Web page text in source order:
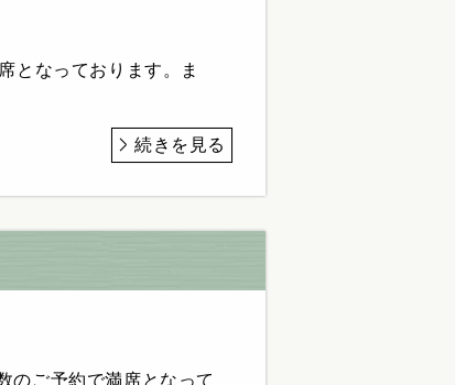
となっております。ま
続きを見る
のご予約で満席となって